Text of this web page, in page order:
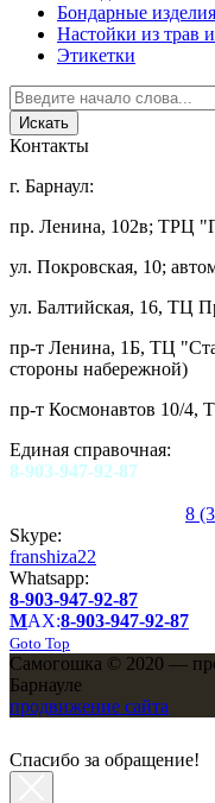
Бондарные изделия
Настойки из трав
Этикетки
Контакты
г. Барнаул:
пр. Ленина, 102в; ТРЦ
ул. Покровская, 10;
ул. Балтийская, 16, ТЦ
пр-т Ленина, 1Б, ТЦ
стороны набережной)
пр-т Космонавтов 10/4,
Единая справочная:
8-903-947-92-87
8
Skype:
franshiza22
Whatsapp:
8-903-947-92-87
MAX:8-903-947-92-87
Goto Top
Самогошка © 2020 —
Барнауле
продвижение сайта
Спасибо за обращение!